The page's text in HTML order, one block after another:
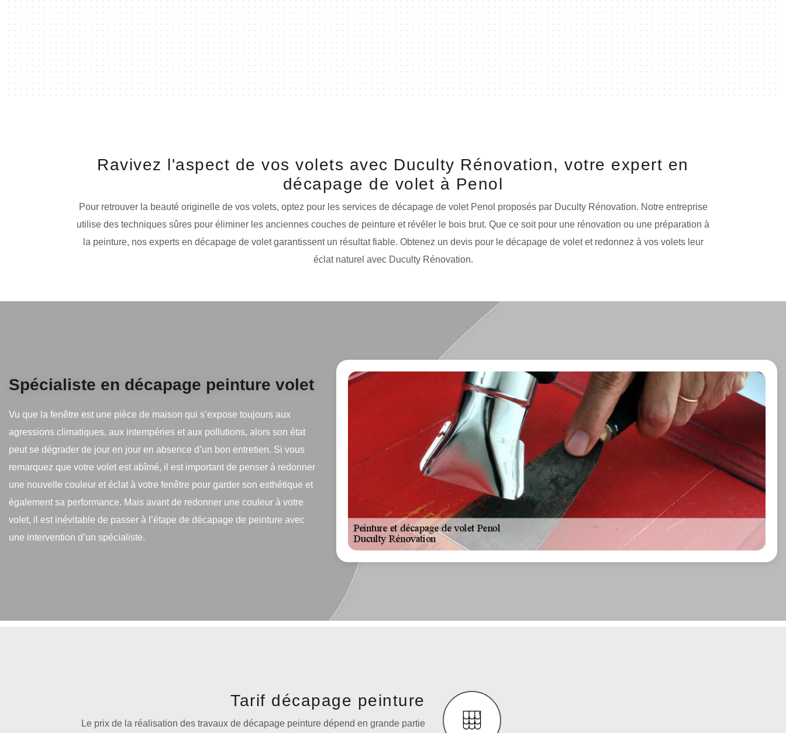
Ravivez l'aspect de vos volets avec Duculty Rénovation, votre expert en
décapage de volet à Penol
Pour retrouver la beauté originelle de vos volets, optez pour les services de décapage de volet Penol proposés par Duculty Rénovation. Notre entreprise
utilise des techniques sûres pour éliminer les anciennes couches de peinture et révéler le bois brut. Que ce soit pour une rénovation ou une préparation à
la peinture, nos experts en décapage de volet garantissent un résultat fiable. Obtenez un devis pour le décapage de volet et redonnez à vos volets leur
éclat naturel avec Duculty Rénovation.
Spécialiste en décapage peinture volet
Vu que la fenêtre est une pièce de maison qui s’expose toujours aux
agressions climatiques, aux intempéries et aux pollutions, alors son état
peut se dégrader de jour en jour en absence d’un bon entretien. Si vous
remarquez que votre volet est abîmé, il est important de penser à redonner
une nouvelle couleur et éclat à votre fenêtre pour garder son esthétique et
également sa performance. Mais avant de redonner une couleur à votre
volet, il est inévitable de passer à l’étape de décapage de peinture avec
une intervention d’un spécialiste.
Tarif décapage peinture
Le prix de la réalisation des travaux de décapage peinture dépend en grande partie